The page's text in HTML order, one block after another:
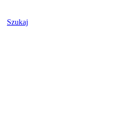
Szukaj